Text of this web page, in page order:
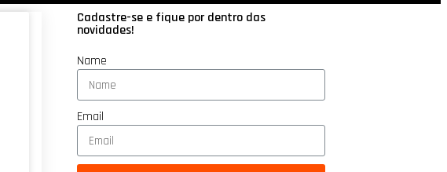
Cadastre-se e fique por dentro das
novidades!
Name
Email